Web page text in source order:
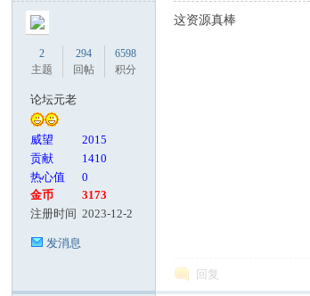
2
主题
294
回帖
6598
积分
论坛元老
威望
2015
贡献
1410
热心值
0
金币
3173
注册时间 2023-12-2
发消息
这资源真棒
回复